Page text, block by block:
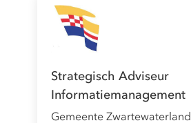
Strategisch Adviseur
Informatiemanagement
Gemeente Zwartewaterland